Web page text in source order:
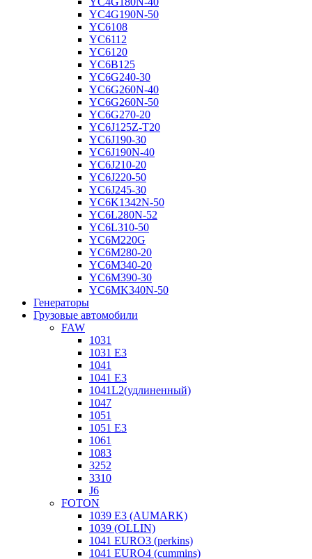
YC4G190N-50
YC6108
YC6112
YC6120
YC6B125
YC6G240-30
YC6G260N-40
YC6G260N-50
YC6G270-20
YC6J125Z-T20
YC6J190-30
YC6J190N-40
YC6J210-20
YC6J220-50
YC6J245-30
YC6K1342N-50
YC6L280N-52
YC6L310-50
YC6M220G
YC6M280-20
YC6M340-20
YC6M390-30
YC6MK340N-50
Генераторы
Грузовые автомобили
FAW
1031
1031 E3
1041
1041 E3
1041L2(удлиненный)
1047
1051
1051 E3
1061
1083
3252
3310
J6
FOTON
1039 E3 (AUMARK)
1039 (OLLIN)
1041 EURO3 (perkins)
1041 EURO4 (cummins)